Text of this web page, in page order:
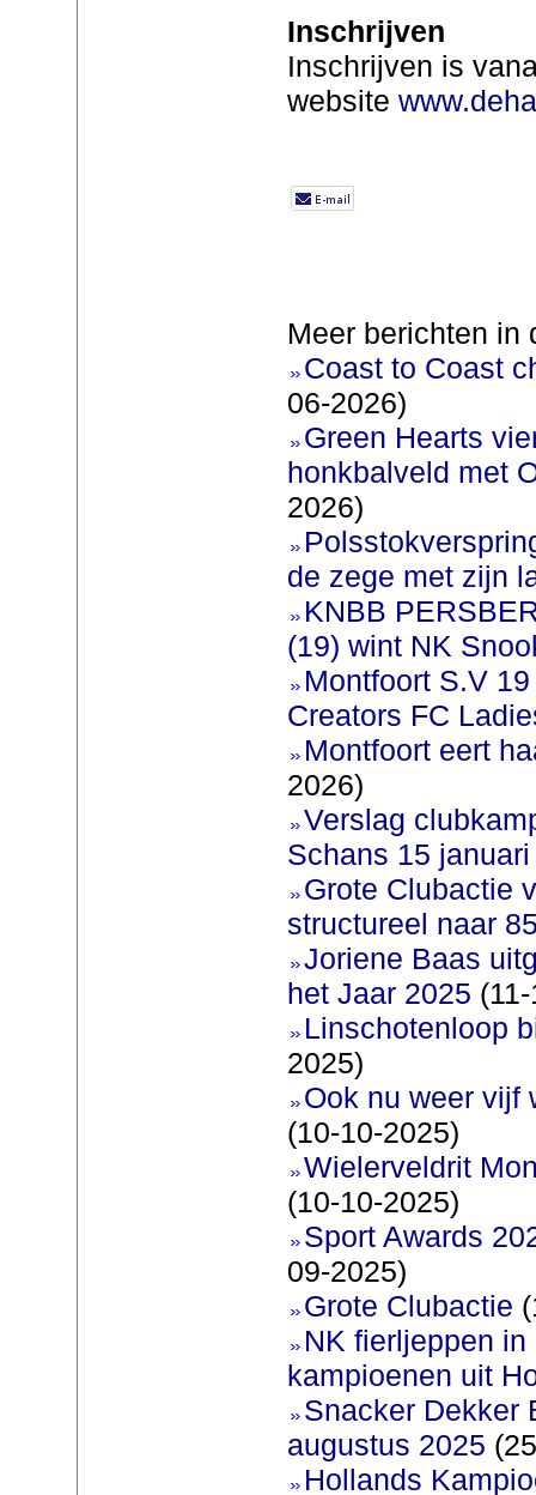
Inschrijven
Inschrijven is
website
Meer berichten in
Coast to Coast
06-2026)
Green Hearts
honkbalveld met
2026)
de zege met zijn
KNBB
(19) wint NK
Montfoort S.V
Creators FC
Montfoort eert
2026)
Verslag
Schans 15 januari
Grote Clubactie
structureel naar
Joriene Baas
het Jaar 2025
Linschotenloop
2025)
Ook nu weer vijf
(10-10-2025)
Wielerveldrit
(10-10-2025)
Sport Awards
09-2025)
Grote Clubactie
NK fierljeppen
kampioenen uit
Snacker Dekker
augustus 2025
Hollands